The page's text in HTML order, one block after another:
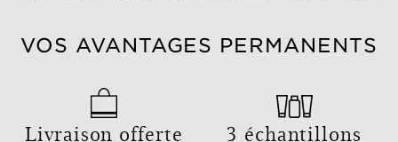
VOS AVANTAGES PERMANENTS
Livraison offerte 3 échantillons